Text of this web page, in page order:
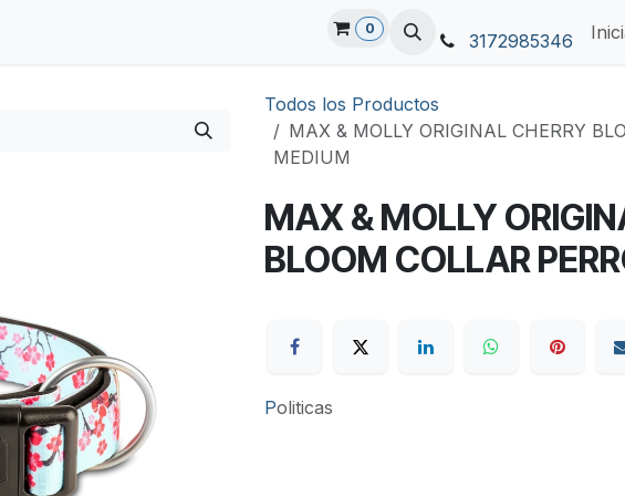
0
3172985346
Todos los Productos
MAX & MOLLY ORIGINAL CHERRY
MEDIUM
MAX & MOLLY
BLOOM COLLAR
Politicas